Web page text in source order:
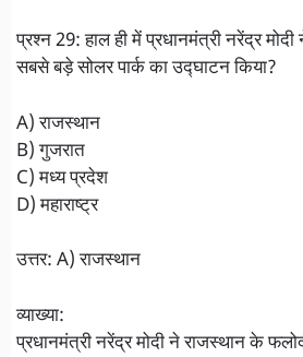
प्रश्न 29: हाल ही में प्रधानमंत्री नरेंद्र
सबसे बड़े सोलर पार्क का उद्घाटन किया?
A) राजस्थान
B) गुजरात
C) मध्य प्रदेश
D) महाराष्ट्र
उत्तर: A) राजस्थान
व्याख्या:
प्रधानमंत्री नरेंद्र मोदी ने राजस्थान के